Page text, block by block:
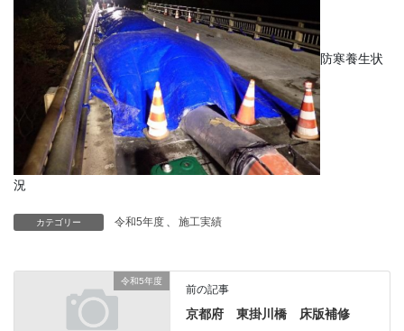
防寒養生状
況
カテゴリー 令和5年度 、 施工実績
令和5年度
前の記事
京都府 東掛川橋 床版補修